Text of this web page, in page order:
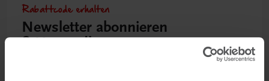
Rabattcode erhalten
Newsletter abonnieren
& Versandkosten sparen